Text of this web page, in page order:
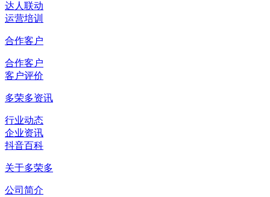
达人联动
运营培训
合作客户
合作客户
客户评价
多荣多资讯
行业动态
企业资讯
抖音百科
关于多荣多
公司简介